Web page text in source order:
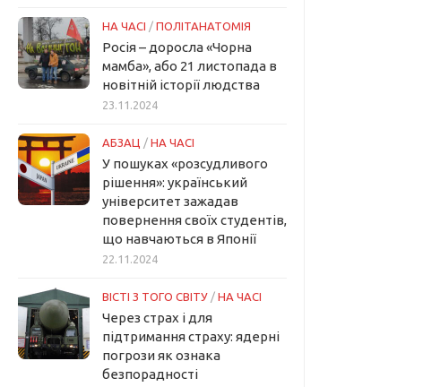
НА ЧАСІ / ПОЛІТАНАТОМІЯ
Росія – доросла «Чорна
мамба», або 21 листопада в
новітній історії людства
23.11.2024
АБЗАЦ / НА ЧАСІ
У пошуках «розсудливого
рішення»: український
університет зажадав
повернення своїх студентів,
що навчаються в Японії
22.11.2024
ВІСТІ З ТОГО СВІТУ / НА ЧАСІ
Через страх і для
підтримання страху: ядерні
погрози як ознака
безпорадності